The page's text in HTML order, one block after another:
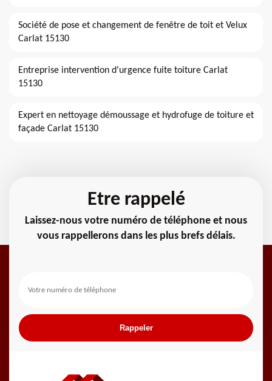
Société de pose et changement de fenêtre de toit et Velux
Carlat 15130
Entreprise intervention d'urgence fuite toiture Carlat
15130
Expert en nettoyage démoussage et hydrofuge de toiture et
façade Carlat 15130
Etre rappelé
Laissez-nous votre numéro de téléphone et nous
vous rappellerons dans les plus brefs délais.